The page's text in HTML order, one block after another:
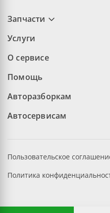
Запчасти
Услуги
О сервисе
Помощь
Авторазборкам
Автосервисам
Пользовательское
Политика